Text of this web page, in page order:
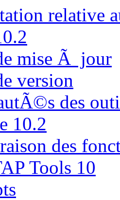
relative
mise Ã jour
version
des
10.2
des
Tools 10